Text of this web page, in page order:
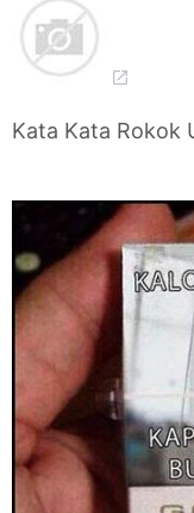
Kata Kata Rokok